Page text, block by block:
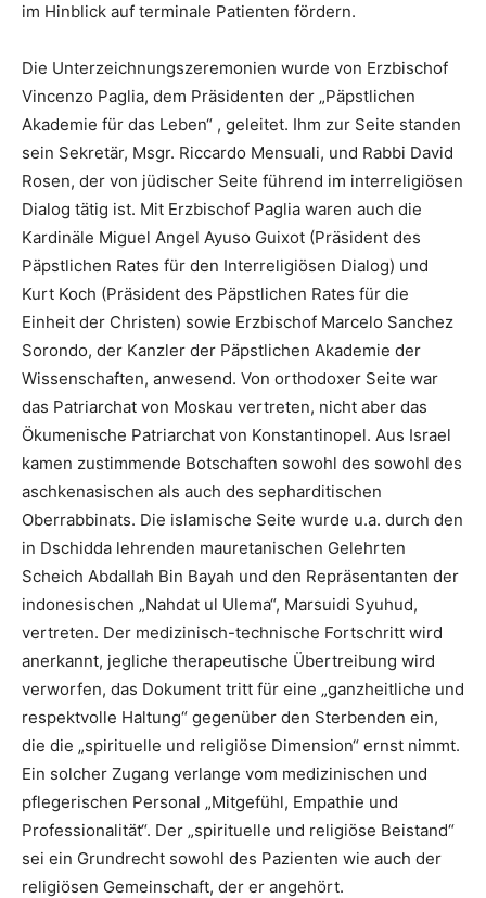
im Hinblick auf terminale Patienten fördern.
Die Unterzeichnungszeremonien wurde von Erzbischof
Vincenzo Paglia, dem Präsidenten der „Päpstlichen
Akademie für das Leben“ , geleitet. Ihm zur Seite standen
sein Sekretär, Msgr. Riccardo Mensuali, und Rabbi David
Rosen, der von jüdischer Seite führend im interreligiösen
Dialog tätig ist. Mit Erzbischof Paglia waren auch die
Kardinäle Miguel Angel Ayuso Guixot (Präsident des
Päpstlichen Rates für den Interreligiösen Dialog) und
Kurt Koch (Präsident des Päpstlichen Rates für die
Einheit der Christen) sowie Erzbischof Marcelo Sanchez
Sorondo, der Kanzler der Päpstlichen Akademie der
Wissenschaften, anwesend. Von orthodoxer Seite war
das Patriarchat von Moskau vertreten, nicht aber das
Ökumenische Patriarchat von Konstantinopel. Aus Israel
kamen zustimmende Botschaften sowohl des sowohl des
aschkenasischen als auch des sepharditischen
Oberrabbinats. Die islamische Seite wurde u.a. durch den
in Dschidda lehrenden mauretanischen Gelehrten
Scheich Abdallah Bin Bayah und den Repräsentanten der
indonesischen „Nahdat ul Ulema“, Marsuidi Syuhud,
vertreten. Der medizinisch-technische Fortschritt wird
anerkannt, jegliche therapeutische Übertreibung wird
verworfen, das Dokument tritt für eine „ganzheitliche und
respektvolle Haltung“ gegenüber den Sterbenden ein,
die die „spirituelle und religiöse Dimension“ ernst nimmt.
Ein solcher Zugang verlange vom medizinischen und
pflegerischen Personal „Mitgefühl, Empathie und
Professionalität“. Der „spirituelle und religiöse Beistand“
sei ein Grundrecht sowohl des Pazienten wie auch der
religiösen Gemeinschaft, der er angehört.